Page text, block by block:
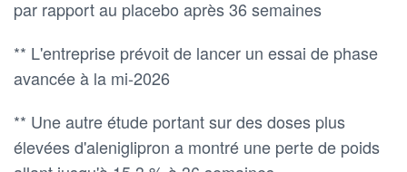
par rapport au placebo après 36 semaines
** L'entreprise prévoit de lancer un essai de phase
avancée à la mi-2026
** Une autre étude portant sur des doses plus
élevées d'aleniglipron a montré une perte de poids